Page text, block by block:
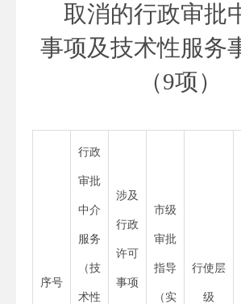
取消的行政审批
事项及技术性服务
（9项）
序号
行政
审批
中介
服务
（技
术性
涉及
行政
许可
事项
市级
审批
指导
（实
行使层
级